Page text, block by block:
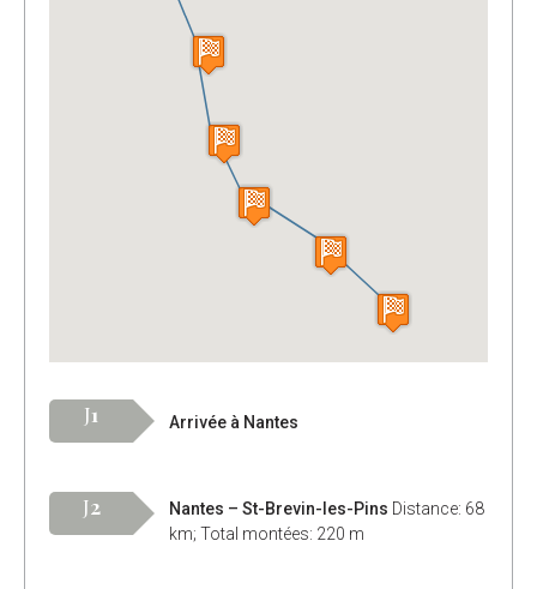
J1 Arrivée à Nantes
J2 Nantes – St-Brevin-les-Pins Distance: 68
km; Total montées: 220 m